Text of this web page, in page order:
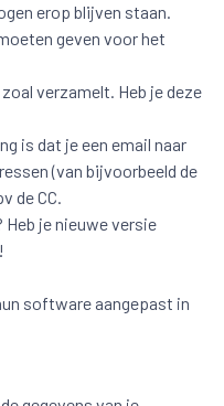
erop blijven staan.
geven voor het
verzamelt. Heb je deze
is dat je een email naar
(van bijvoorbeeld de
de CC.
je nieuwe versie
software aangepast in